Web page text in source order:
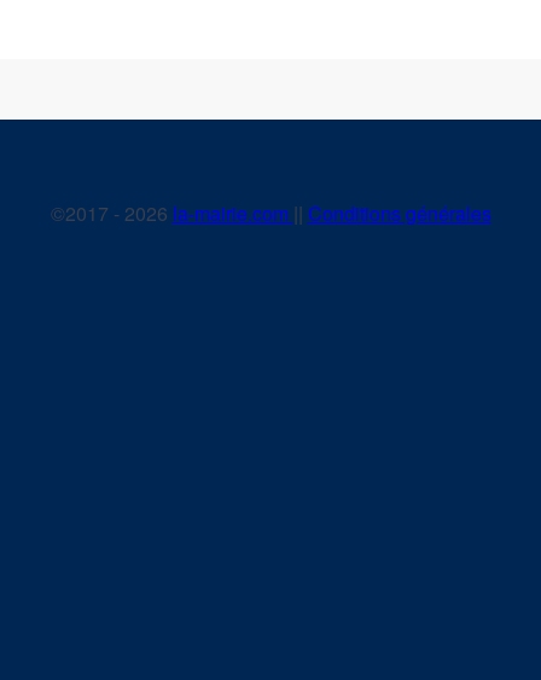
©2017 - 2026 la-mairie.com || Conditions générales